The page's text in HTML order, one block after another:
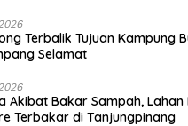
Terbalik Tujuan Kampung
Selamat
Akibat Bakar Sampah, Lahan
Terbakar di Tanjungpinang